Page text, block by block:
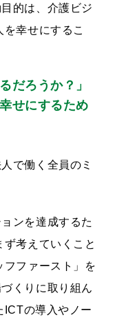
的は、介護ビジ
幸せにするこ
だろうか？」
せにするため
で働く全員のミ
ンを達成するた
考えていくこと
フファースト」を
くりに取り組ん
ICTの導入やノー